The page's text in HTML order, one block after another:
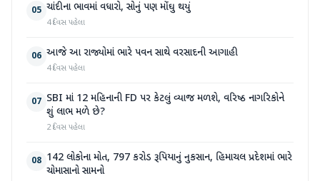
05 ચાંદીના ભાવમાં વધારો, સોનું પણ મોંઘુ થયું
4 દિવસ પહેલા
06 આજે આ રાજ્યોમાં ભારે પવન સાથે વરસાદની આગાહી
4 દિવસ પહેલા
07 SBI માં 12 મહિનાની FD પર કેટલું વ્યાજ મળશે, વરિષ્ઠ નાગરિકોને
શું લાભ મળે છે?
2 દિવસ પહેલા
08 142 લોકોના મોત, 797 કરોડ રૂપિયાનું નુકસાન, હિમાચલ પ્રદેશમાં ભારે
ચોમાસાનો સામનો